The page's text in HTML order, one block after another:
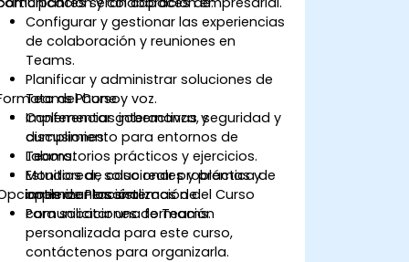
Configurar y gestionar las experiencias
de colaboración y reuniones en
Teams.
Planificar y administrar soluciones de
Teams Phone y voz.
Implementar gobernanza, seguridad y
cumplimiento para entornos de
Teams.
Monitorear, solucionar problemas y
optimizar los sistemas de
comunicaciones de Teams.
del Curso
Conferencias interactivas y
discusiones.
Laboratorios prácticos y ejercicios.
Estudios de caso reales y práctica de
implementación.
de Personalización del Curso
Para solicitar una formación
personalizada para este curso,
contáctenos para organizarla.